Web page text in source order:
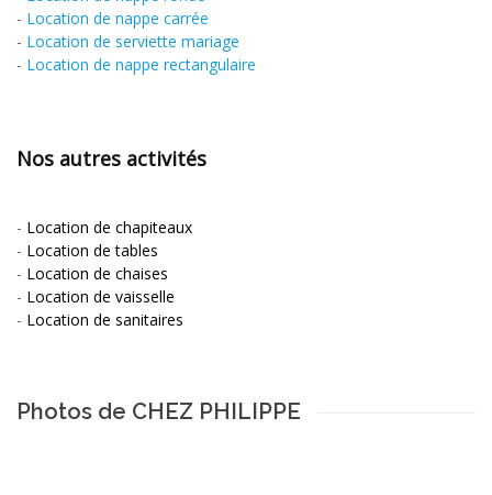
- Location de nappe carrée
- Location de serviette mariage
- Location de nappe rectangulaire
Nos autres activités
- Location de chapiteaux
- Location de tables
- Location de chaises
- Location de vaisselle
- Location de sanitaires
Photos de CHEZ PHILIPPE